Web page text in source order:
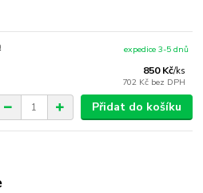
850 Kč/ks
702 Kč bez DPH
expedice 3-5 dnů
Přidat do košíku